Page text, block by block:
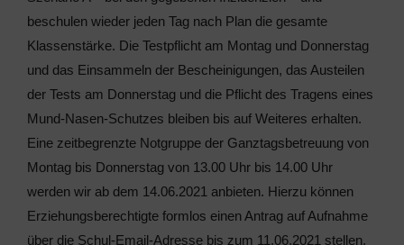
beschulen wieder jeden Tag nach Plan die gesamte
Klassenstärke. Die Testpflicht am Montag und Donnerstag
und das Einsammeln der Bescheinigungen, das Austeilen
der Tests am Donnerstag und die Pflicht des Tragens eines
Mund-Nasen-Schutzes bleiben bis auf Weiteres erhalten.
Eine zeitbegrenzte Notgruppe der Ganztagsbetreuung von
Montag bis Donnerstag von 13.00 Uhr bis 14.00 Uhr
werden wir ab dem 14.06.2021 anbieten. Hierzu können
Erziehungsberechtigte formlos einen Antrag auf Aufnahme
über die Schul-Email-Adresse bis zum 11.06.2021 stellen.